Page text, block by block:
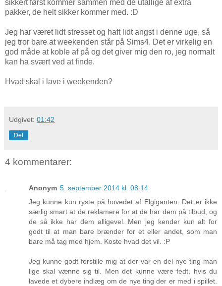
sikkert først kommer sammen med de utallige af extra
pakker, de helt sikker kommer med. :D
Jeg har været lidt stresset og haft lidt angst i denne uge, så
jeg tror bare at weekenden står på Sims4. Det er virkelig en
god måde at koble af på og det giver mig den ro, jeg normalt
kan ha svært ved at finde.
Hvad skal i lave i weekenden?
Udgivet: 01:42
Del
4 kommentarer:
Anonym 5. september 2014 kl. 08.14
Jeg kunne kun ryste på hovedet af Elgiganten. Det er ikke
særlig smart at de reklamere for at de har dem på tilbud, og
de så ikke har dem alligevel. Men jeg kender kun alt for
godt til at man bare brænder for et eller andet, som man
bare må tag med hjem. Koste hvad det vil. :P
Jeg kunne godt forstille mig at der var en del nye ting man
lige skal vænne sig til. Men det kunne være fedt, hvis du
lavede et dybere indlæg om de nye ting der er med i spillet.